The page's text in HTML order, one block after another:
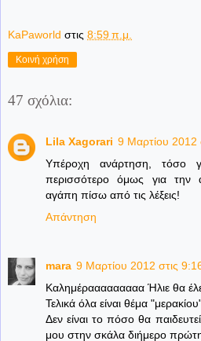
KaPaworld στις 8:59 π.μ.
Κοινή χρήση
47 σχόλια:
Lila Xagorari 9 Μαρτίου 2012
Yπέροχη ανάρτηση, τόσο
περισσότερο όμως για
αγάπη πίσω από τις λέξεις!
Απάντηση
mara 9 Μαρτίου 2012 στις
Καλημέρααααααααα Ήλιε θα
Τελικά όλα είναι θέμα
Δεν είναι το πόσο θα
μου στην σκάλα διήμερο